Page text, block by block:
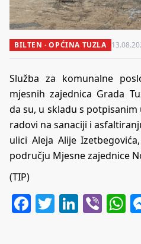
BILTEN · OPĆINA TUZLA
Služba za komunalne
mjesnih zajednica Grada
da su, u skladu s
radovi na sanaciji i
ulici Aleja Alije
području Mjesne zajednice
(TIP)
Facebook
Twitter